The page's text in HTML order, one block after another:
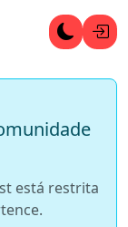
está restrita